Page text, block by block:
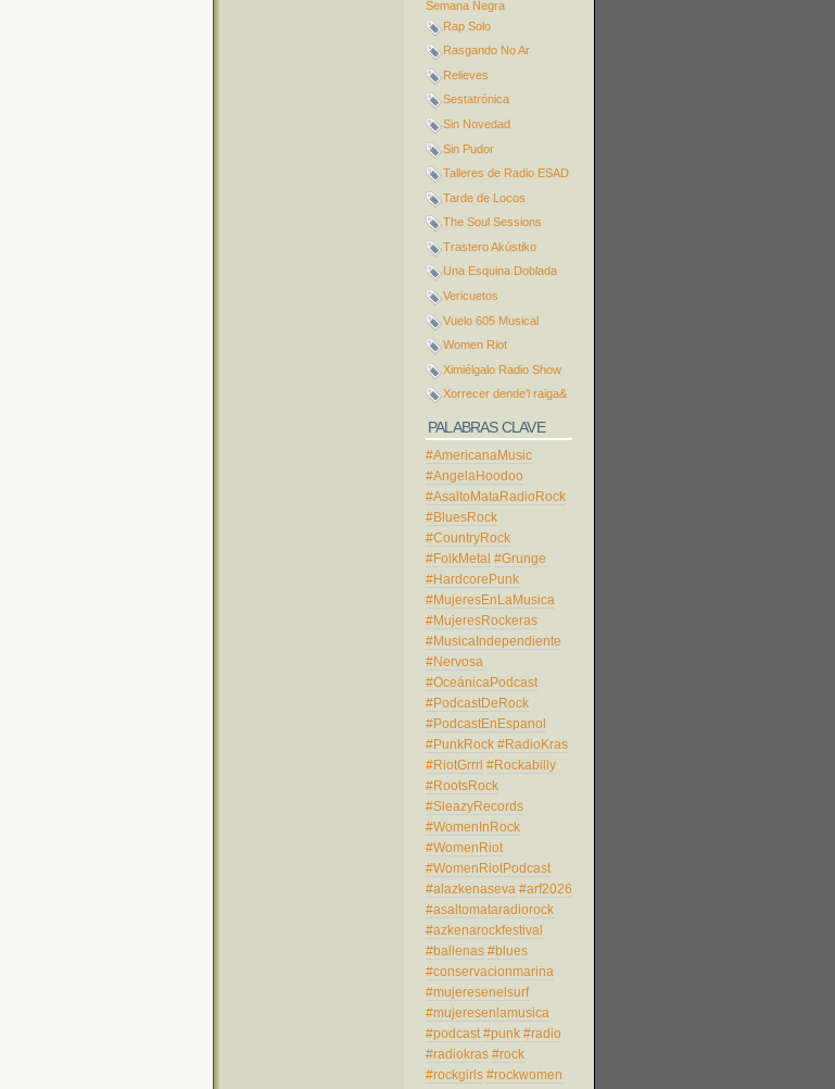
Semana Negra
Rap Solo
Rasgando No Ar
Relieves
Sestatrónica
Sin Novedad
Sin Pudor
Talleres de Radio ESAD
Tarde de Locos
The Soul Sessions
Trastero Akústiko
Una Esquina Doblada
Vericuetos
Vuelo 605 Musical
Women Riot
Ximiélgalo Radio Show
Xorrecer dende'l raiga&
PALABRAS CLAVE
#AmericanaMusic
#AngelaHoodoo
#AsaltoMataRadioRock
#BluesRock
#CountryRock
#FolkMetal #Grunge
#HardcorePunk
#MujeresEnLaMusica
#MujeresRockeras
#MusicaIndependiente
#Nervosa
#OceánicaPodcast
#PodcastDeRock
#PodcastEnEspanol
#PunkRock #RadioKras
#RiotGrrrl #Rockabilly
#RootsRock
#SleazyRecords
#WomenInRock
#WomenRiot
#WomenRiotPodcast
#alazkenaseva #arf2026
#asaltomataradiorock
#azkenarockfestival
#ballenas #blues
#conservacionmarina
#mujeresenelsurf
#mujeresenlamusica
#podcast #punk #radio
#radiokras #rock
#rockgirls #rockwomen